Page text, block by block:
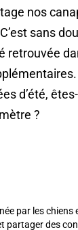
nos
sans
retrouvée
d’été,
?
par les
des